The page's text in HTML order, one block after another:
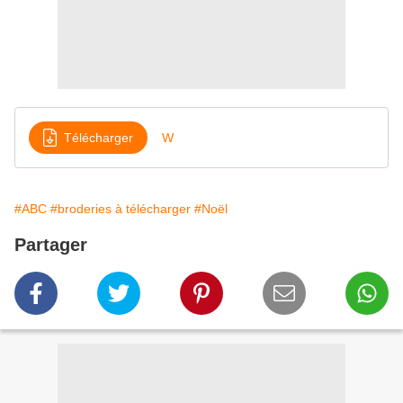
Télécharger W
#ABC #broderies à télécharger #Noël
Partager